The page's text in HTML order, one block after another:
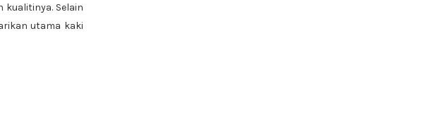
kualitinya. Selain
utama kaki